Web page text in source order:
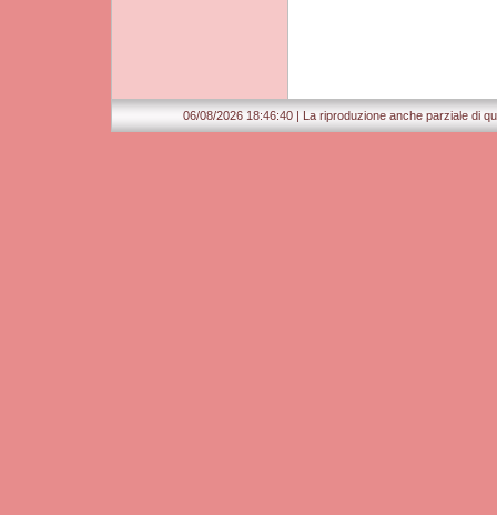
06/08/2026 18:46:40 | La riproduzione anche parziale di